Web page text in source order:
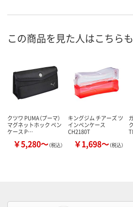
この商品を見た人はこちら
クツワ PUMA（プーマ）
マグネットホック ペン
ケース P…
￥5,280～（税込）
キングジム チアーズ ツ
インペンケース
CH2180T
￥1,698～（税込）